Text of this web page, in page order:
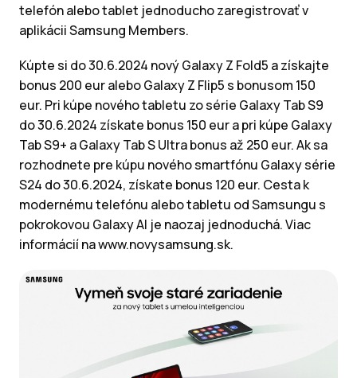
telefón alebo tablet jednoducho zaregistrovať v
aplikácii Samsung Members.
Kúpte si do 30.6.2024 nový Galaxy Z Fold5 a získajte
bonus 200 eur alebo Galaxy Z Flip5 s bonusom 150
eur. Pri kúpe nového tabletu zo série Galaxy Tab S9
do 30.6.2024 získate bonus 150 eur a pri kúpe Galaxy
Tab S9+ a Galaxy Tab S Ultra bonus až 250 eur. Ak sa
rozhodnete pre kúpu nového smartfónu Galaxy série
S24 do 30.6.2024, získate bonus 120 eur. Cesta k
modernému telefónu alebo tabletu od Samsungu s
pokrokovou Galaxy AI je naozaj jednoduchá. Viac
informácií na www.novysamsung.sk.